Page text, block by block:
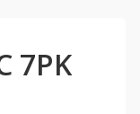
7PK